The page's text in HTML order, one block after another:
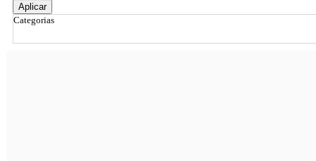
Aplicar
Categorias